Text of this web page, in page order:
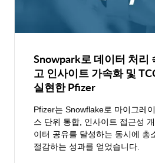
Snowpark로 데이터 처리
고 인사이트 가속화 및
실현한 Pfizer
Pfizer는 Snowflake로 마이그레
스 단위 통합, 인사이트 접근성
이터 공유를 달성하는 동시에 총
절감하는 성과를 얻었습니다.